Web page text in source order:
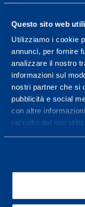
Questo sito web
Utilizziamo i cookie
annunci, per fornire
analizzare il nostro
informazioni sul
nostri partner che si
pubblicità e social
con altre
raccolto dal suo
Centro
wellness.
Maggiori
Servizi
Servizi Medici